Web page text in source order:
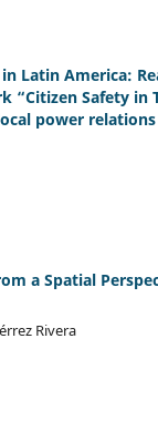
Latin America:
“Citizen Safety in
power relations
a Spatial
Rivera